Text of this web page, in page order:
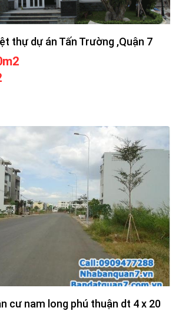
thự dự án Tấn Trường ,Quận 7
cư nam long phú thuận dt 4 x 20